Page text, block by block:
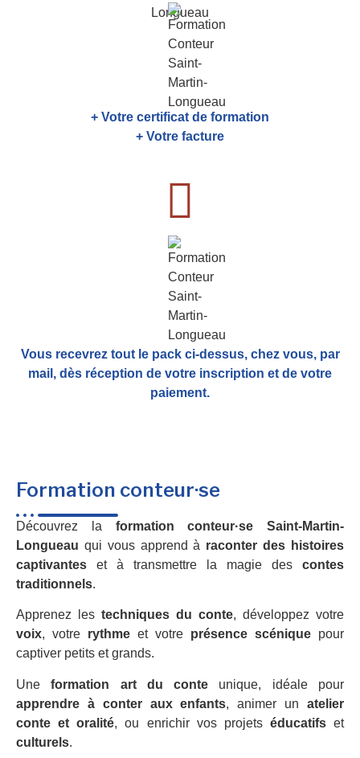
+ Votre certificat de formation
+ Votre facture
Vous recevrez tout le pack ci-dessus, chez vous, par
mail, dès réception de votre inscription et de votre
paiement.
Formation conteur·se
Découvrez la formation conteur·se Saint-Martin-
Longueau qui vous apprend à raconter des histoires
captivantes et à transmettre la magie des contes
traditionnels.
Apprenez les techniques du conte, développez votre
voix, votre rythme et votre présence scénique pour
captiver petits et grands.
Uneformation art du conte unique, idéale pour
apprendre à conter aux enfants, animer unatelier
conte et oralité, ou enrichir vos projets éducatifset
culturels.